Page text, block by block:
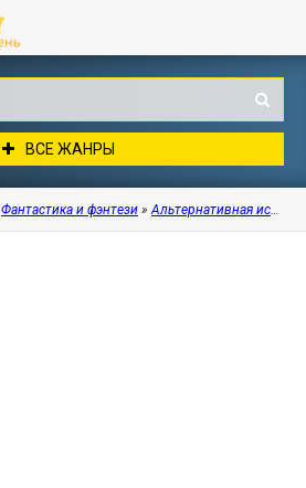
ВСЕ ЖАНРЫ
Фантастика и фэнтези »Альтернативная история